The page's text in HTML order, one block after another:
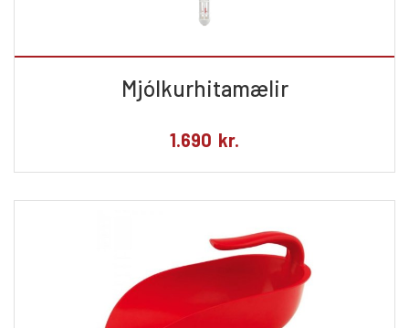
Mjólkurhitamælir
1.690 kr.